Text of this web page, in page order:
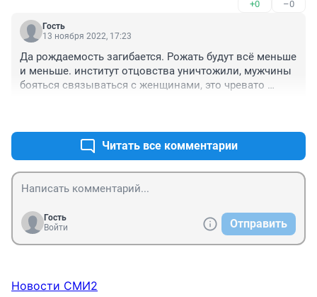
+0 –0
Гость
13 ноября 2022, 17:23
Да рождаемость загибается. Рожать будут всё меньше
и меньше. институт отцовства уничтожили, мужчины
бояться связываться с женщинами, это чревато
для одиноких пенсионерок с кошками коих 40%
Читать все комментарии
Гость
Войти
Отправить
Новости СМИ2